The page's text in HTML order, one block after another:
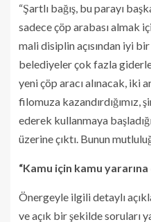
“Şartlı bağış, bu parayı
sadece çöp arabası almak
mali disiplin açısından iyi
belediyeler çok fazla
yeni çöp aracı alınacak, iki
filomuza kazandırdığımız,
ederek kullanmaya
üzerine çıktı. Bunun
“Kamu için kamu
Önergeyle ilgili detaylı
ve açık bir şekilde soruları